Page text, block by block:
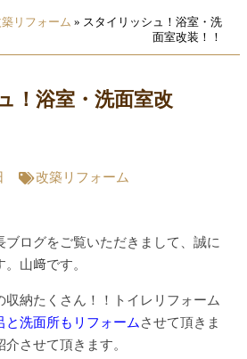
リフォーム » スタイリッシュ！浴室・洗
面室改装！！
！浴室・洗面室改
改築リフォーム
ブログをご覧いただきまして、誠に
山﨑です。
収納たくさん！！トイレリフォーム
と洗面所もリフォームさせて頂きま
させて頂きます。